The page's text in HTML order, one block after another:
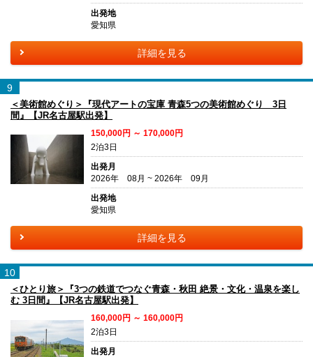
出発地
愛知県
詳細を見る
9
＜美術館めぐり＞『現代アートの宝庫 青森5つの美術館めぐり 3日
間』【JR名古屋駅出発】
150,000円 ～ 170,000円
2泊3日
出発月
2026年 08月 ~ 2026年 09月
出発地
愛知県
詳細を見る
10
＜ひとり旅＞『3つの鉄道でつなぐ青森・秋田 絶景・文化・温泉を楽し
む 3日間』【JR名古屋駅出発】
160,000円 ～ 160,000円
2泊3日
出発月